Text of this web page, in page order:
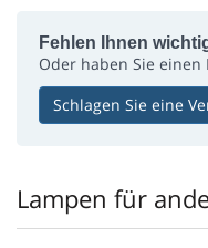
Fehlen Ihnen
Oder haben Sie einen
Schlagen Sie eine
Lampen für